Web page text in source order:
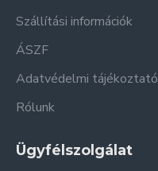
Szállítási információk
ÁSZF
Adatvédelmi tájékoztató
Rólunk
Ügyfélszolgálat